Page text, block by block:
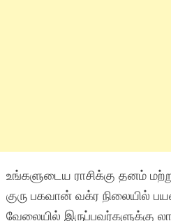
உங்களுடைய ராசிக்கு தனம்
குரு பகவான் வக்ர நிலையில்
வேலையில் இருப்பவர்களுக்கு